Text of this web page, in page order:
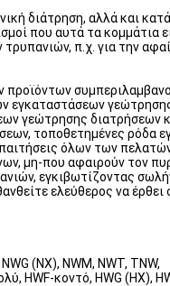
διάτρηση, αλλά και
που αυτά τα κομμάτια
π.χ. για την
προϊόντων
εγκαταστάσεων
γεώτρησης διατρήσεων
τοποθετημένες ρόδα
όλων των
μη-που αφαιρούν τον
εγκιβωτίζοντας
ελεύθερος να έρθει
(NX), NWM, NWT, TNW,
HWF-κοντό, HWG (HX),